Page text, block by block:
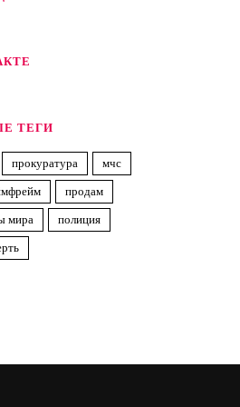
ТЕГИ
прокуратура мчс
продам
мира полиция